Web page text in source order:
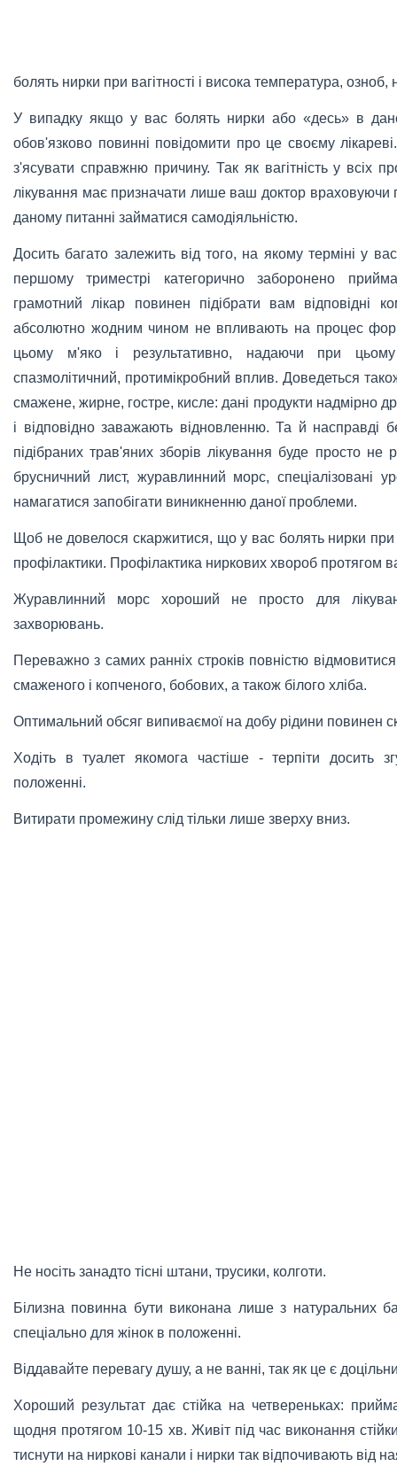
болять нирки при вагітності і висока температура,
У випадку якщо у вас болять нирки або «десь» в
обов'язково повинні повідомити про це своєму
з'ясувати справжню причину. Так як вагітність у всіх
лікування має призначати лише ваш доктор враховуючи
даному питанні займатися самодіяльністю.
Досить багато залежить від того, на якому терміні у
першому триместрі категорично заборонено
грамотний лікар повинен підібрати вам відповідні
абсолютно жодним чином не впливають на процес
цьому м'яко і результативно, надаючи при цьому
спазмолітичний, протимікробний вплив. Доведеться
смажене, жирне, гостре, кисле: дані продукти надмірно
і відповідно заважають відновленню. Та й насправді
підібраних трав'яних зборів лікування буде просто
брусничний лист, журавлинний морс, спеціалізовані
намагатися запобігати виникненню даної проблеми.
Щоб не довелося скаржитися, що у вас болять нирки при
профілактики. Профілактика ниркових хвороб протягом
Журавлинний морс хороший не просто для
захворювань.
Переважно з самих ранніх строків повністю
смаженого і копченого, бобових, а також білого хліба.
Оптимальний обсяг випиваємої на добу рідини повинен
Ходіть в туалет якомога частіше - терпіти досить
положенні.
Витирати промежину слід тільки лише зверху вниз.
Не носіть занадто тісні штани, трусики, колготи.
Білизна повинна бути виконана лише з натуральних
спеціально для жінок в положенні.
Віддавайте перевагу душу, а не ванні, так як це є
Хороший результат дає стійка на четвереньках:
щодня протягом 10-15 хв. Живіт під час виконання
тиснути на ниркові канали і нирки так відпочивають від